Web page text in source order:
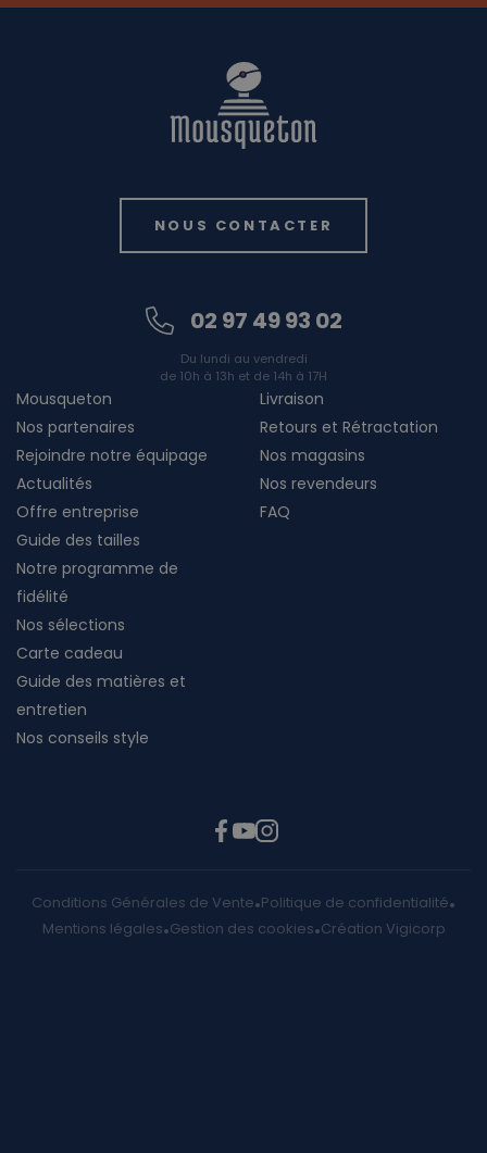
NOUS CONTACTER
02 97 49 93 02
Du lundi au vendredi
de 10h à 13h et de 14h à 17H
Mousqueton
Nos partenaires
Rejoindre notre équipage
Actualités
Offre entreprise
Livraison
Retours et Rétractation
Nos magasins
Nos revendeurs
FAQ
Guide des tailles
Notre programme de
fidélité
Nos sélections
Carte cadeau
Guide des matières et
entretien
Nos conseils style
Conditions Générales de Vente Politique de confidentialité
Mentions légales Gestion des cookies Création Vigicorp